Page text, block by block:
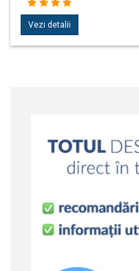
Vezi detalii